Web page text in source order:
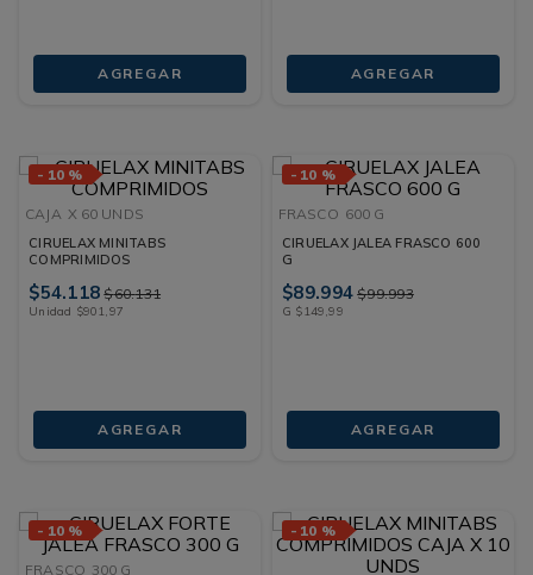
AGREGAR AGREGAR
- 10 %
CAJA X 60 UNDS
CIRUELAX MINITABS
COMPRIMIDOS
$54.118 $60.131
Unidad $901 97
AGREGAR
- 10 %
FRASCO 600 G
CIRUELAX JALEA FRASCO 600
G
$89.994 $99.993
G $149 ,99
AGREGAR
- 10 %
FRASCO 300 G
- 10 %